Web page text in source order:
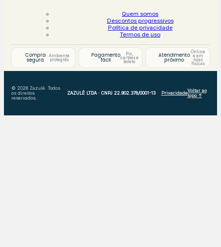
Quem somos
Descontos progressivos
Política de privacidade
Termos de uso
Compra
segura
Ambiente
protegido
Pagamento
fácil
Pix,
cartões e
boleto
Atendimento
próximo
Online
e em
lojas
físicas
© 2026 Zazulê. Todos
os direitos
reservados.
ZAZULÊ LTDA · CNPJ 22.902.378/0001-13 PrivacidadeVoltar ao
topo ↑